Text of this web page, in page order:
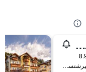
ألبينهوتل فيشر - لبالغس فقل
Königsseer Str. 51, بيرشتسغادن, بافاريا, ألمانيا